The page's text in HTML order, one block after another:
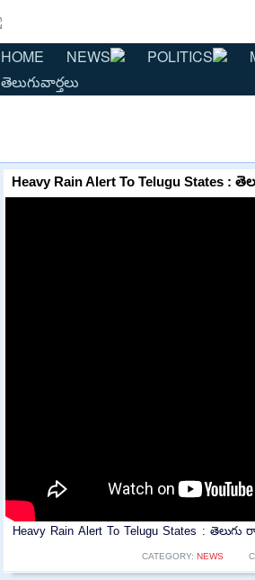
HOME NEWS POLITICS
తెలుగువార్తలు
Heavy Rain Alert To Telugu States :
Heavy Rain Alert To Telugu States :
CATEGORY: NEWS